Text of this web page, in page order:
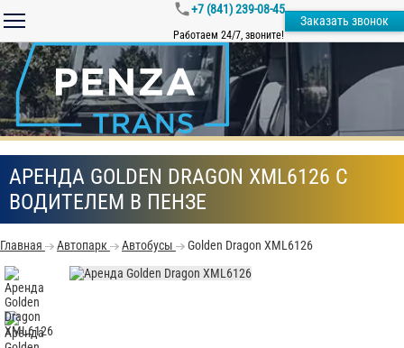
+7 (841) 239-08-45
Работаем 24/7, звоните!
Заказать звонок
АРЕНДА GOLDEN DRAGON XML6126 С
ВОДИТЕЛЕМ В ПЕНЗЕ
Главная Автопарк Автобусы Golden Dragon XML6126